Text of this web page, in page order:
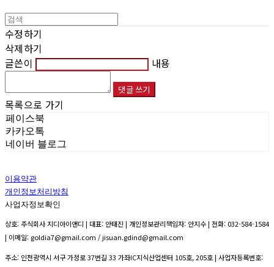
수정하기
삭제하기
글쓴이
내용
댓글 쓰기
목록으로 가기
페이스북
카카오톡
네이버 블로그
이용약관
개인정보처리방침
사업자정보확인
상호: 주식회사 지디아이앤디 | 대표: 안태진 | 개인정보관리책임자: 안지수 | 전화: 032-584-1584
| 이메일: goldia7@gmail.com / jisuan.gdind@gmail.com
주소: 인천광역시 서구 가정로 37번길 33 가좌IC지식산업센터 105호, 205호 | 사업자등록번호: